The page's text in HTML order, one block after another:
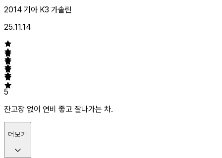
2014 기아 K3 가솔린
25.11.14
5
잔고장 없이 연비 좋고 잘나가는 차.
더보기